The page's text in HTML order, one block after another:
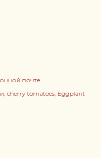
почте
cherry tomatoes Eggplant